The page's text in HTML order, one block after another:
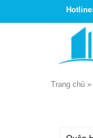
Trang chủ »